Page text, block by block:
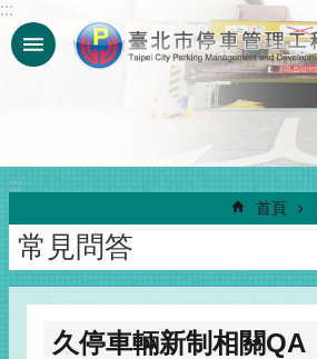
跳到主要內容區塊
:::
:::
首頁
常見問答
久停車輛新制相關QA